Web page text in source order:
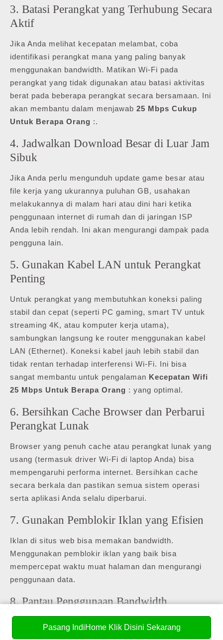
3. Batasi Perangkat yang Terhubung Secara
Aktif
Jika Anda melihat kecepatan melambat, coba
identifikasi perangkat mana yang paling banyak
menggunakan bandwidth. Matikan Wi-Fi pada
perangkat yang tidak digunakan atau batasi aktivitas
berat pada beberapa perangkat secara bersamaan. Ini
akan membantu dalam menjawab 25 Mbps Cukup
Untuk Berapa Orang :.
4. Jadwalkan Download Besar di Luar Jam
Sibuk
Jika Anda perlu mengunduh update game besar atau
file kerja yang ukurannya puluhan GB, usahakan
melakukannya di malam hari atau dini hari ketika
penggunaan internet di rumah dan di jaringan ISP
Anda lebih rendah. Ini akan mengurangi dampak pada
pengguna lain.
5. Gunakan Kabel LAN untuk Perangkat
Penting
Untuk perangkat yang membutuhkan koneksi paling
stabil dan cepat (seperti PC gaming, smart TV untuk
streaming 4K, atau komputer kerja utama),
sambungkan langsung ke router menggunakan kabel
LAN (Ethernet). Koneksi kabel jauh lebih stabil dan
tidak rentan terhadap interferensi Wi-Fi. Ini bisa
sangat membantu untuk pengalaman Kecepatan Wifi
25 Mbps Untuk Berapa Orang : yang optimal.
6. Bersihkan Cache Browser dan Perbarui
Perangkat Lunak
Browser yang penuh cache atau perangkat lunak yang
usang (termasuk driver Wi-Fi di laptop Anda) bisa
mempengaruhi performa internet. Bersihkan cache
secara berkala dan pastikan semua sistem operasi
serta aplikasi Anda selalu diperbarui.
7. Gunakan Pemblokir Iklan yang Efisien
Iklan di situs web bisa memakan bandwidth.
Menggunakan pemblokir iklan yang baik bisa
mempercepat waktu muat halaman dan mengurangi
penggunaan data.
8. Pantau Penggunaan Bandwidth
Beberapa router memiliki fitur monitoring bandwidth
yang memungkinkan Anda melihat perangkat mana
Pasang IndiHome Klik Disini Sekarang